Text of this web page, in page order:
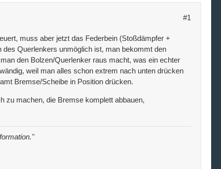
#1
muss aber jetzt das Federbein (Stoßdämpfer +
Querlenkers unmöglich ist, man bekommt den
den Bolzen/Querlenker raus macht, was ein echter
weil man alles schon extrem nach unten drücken
Bremse/Scheibe in Position drücken.
zu machen, die Bremse komplett abbauen,